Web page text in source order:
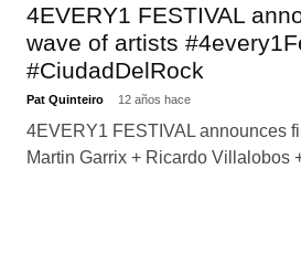
4EVERY1 FESTIVAL
wave of artists
#CiudadDelRock
Pat Quinteiro 12 años hace
4EVERY1 FESTIVAL announces
Martin Garrix + Ricardo Villalobos